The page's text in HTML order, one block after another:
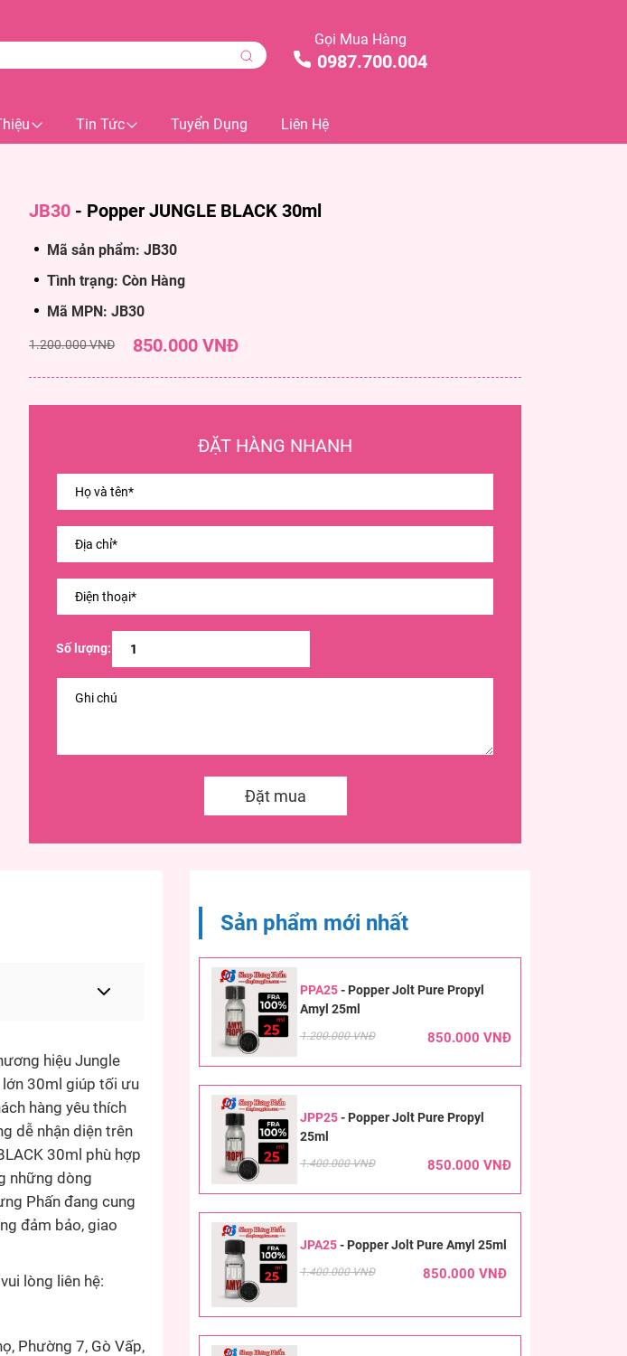
Gọi Mua Hàng
0987.700.004
Tin Tức Tuyển Dụng Liên Hệ
JB30 - Popper JUNGLE BLACK 30ml
Mã sản phẩm: JB30
Tình trạng: Còn Hàng
Mã MPN: JB30
1.200.000 VNĐ 850.000 VNĐ
ĐẶT HÀNG NHANH
Số lượng:
Đặt mua
hiệu Jungle
lớn 30ml giúp tối ưu
hàng yêu thích
dễ nhận diện trên
30ml phù hợp
những dòng
Phấn đang cung
đảm bảo, giao
lòng liên hệ:
Phường 7, Gò Vấp,
Sản phẩm mới nhất
PPA25- Popper Jolt Pure Propyl
Amyl 25ml
1.200.000 VNĐ 850.000 VNĐ
JPP25- Popper Jolt Pure Propyl
25ml
1.400.000 VNĐ 850.000 VNĐ
JPA25- Popper Jolt Pure Amyl 25ml
1.400.000 VNĐ 850.000 VNĐ